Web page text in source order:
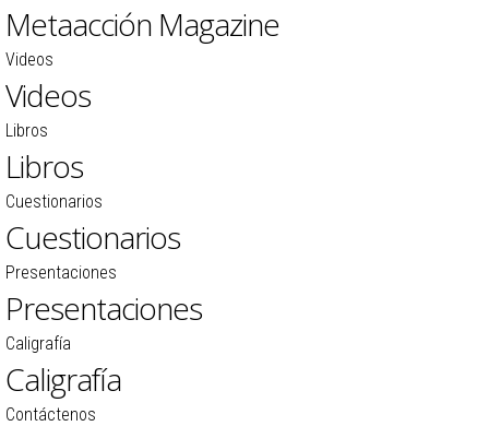
Metaacción Magazine
Videos
Videos
Libros
Libros
Cuestionarios
Cuestionarios
Presentaciones
Presentaciones
Caligrafía
Caligrafía
Contáctenos